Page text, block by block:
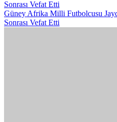
Güney Afrika Milli Futbolcusu
Sonrası Vefat Etti